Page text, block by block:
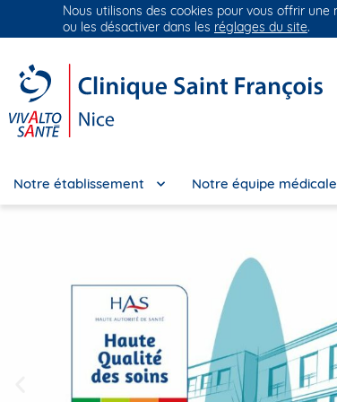
Groupe Vivalto Santé Entre nous, la vie
Notre établissement Notre équipe médicale
Nous utilisons des cookies pour vous offrir
ou les désactiver dans les réglages du site.